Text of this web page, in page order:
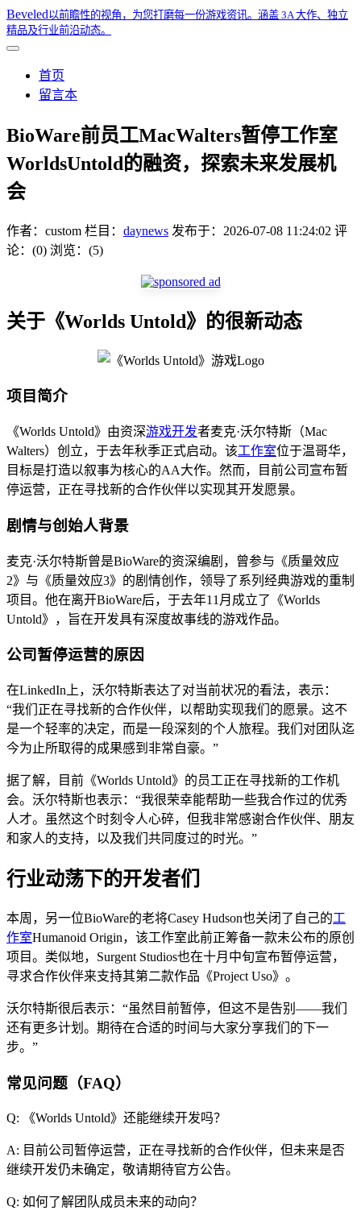
Beveled以前瞻性的视角，为您打磨每一份游戏资讯。涵盖 3A 大作、独立
精品及行业前沿动态。
首页
留言本
BioWare前员工MacWalters暂停工作室
WorldsUntold的融资，探索未来发展机
会
作者： custom 栏目： daynews 发布于： 2026-07-08 11:24:02 评
论：(0) 浏览：(5)
关于《Worlds Untold》的很新动态
项目简介
《Worlds Untold》由资深游戏开发者麦克·沃尔特斯（Mac
Walters）创立，于去年秋季正式启动。该工作室位于温哥华，
目标是打造以叙事为核心的AA大作。然而，目前公司宣布暂
停运营，正在寻找新的合作伙伴以实现其开发愿景。
剧情与创始人背景
麦克·沃尔特斯曾是BioWare的资深编剧，曾参与《质量效应
2》与《质量效应3》的剧情创作，领导了系列经典游戏的重制
项目。他在离开BioWare后，于去年11月成立了《Worlds
Untold》，旨在开发具有深度故事线的游戏作品。
公司暂停运营的原因
在LinkedIn上，沃尔特斯表达了对当前状况的看法，表示：
“我们正在寻找新的合作伙伴，以帮助实现我们的愿景。这不
是一个轻率的决定，而是一段深刻的个人旅程。我们对团队迄
今为止所取得的成果感到非常自豪。”
据了解，目前《Worlds Untold》的员工正在寻找新的工作机
会。沃尔特斯也表示：“我很荣幸能帮助一些我合作过的优秀
人才。虽然这个时刻令人心碎，但我非常感谢合作伙伴、朋友
和家人的支持，以及我们共同度过的时光。”
行业动荡下的开发者们
本周，另一位BioWare的老将Casey Hudson也关闭了自己的工
作室Humanoid Origin，该工作室此前正筹备一款未公布的原创
项目。类似地，Surgent Studios也在十月中旬宣布暂停运营，
寻求合作伙伴来支持其第二款作品《Project Uso》。
沃尔特斯很后表示：“虽然目前暂停，但这不是告别——我们
还有更多计划。期待在合适的时间与大家分享我们的下一
步。”
常见问题（FAQ）
Q: 《Worlds Untold》还能继续开发吗？
A: 目前公司暂停运营，正在寻找新的合作伙伴，但未来是否
继续开发仍未确定，敬请期待官方公告。
Q: 如何了解团队成员未来的动向？